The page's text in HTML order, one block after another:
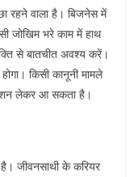
रहने वाला है। बिजनेस में
जोखिम भरे काम में हाथ
से बातचीत अवश्य करें।
किसी कानूनी मामले
लेकर आ सकता है।
जीवनसाथी के करियर